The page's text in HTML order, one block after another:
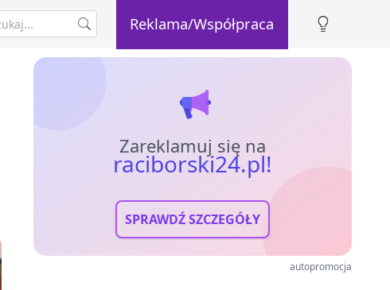
Reklama/Współpraca
Zareklamuj się na
raciborski24.pl!
SPRAWDŹ SZCZEGÓŁY
autopromocja